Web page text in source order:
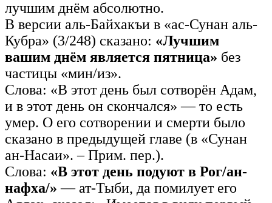
лучшим днём абсолютно.
В версии аль-Байхакъи в «ас-Сунан аль-
Кубра» (3/248) сказано: «Лучшим
вашим днём является пятница» без
частицы «мин/из».
Слова: «В этот день был сотворён Адам,
и в этот день он скончался» — то есть
умер. О его сотворении и смерти было
сказано в предыдущей главе (в «Сунан
ан-Насаи». – Прим. пер.).
Слова: «В этот день подуют в Рог/ан-
нафха/» — ат-Тыби, да помилует его